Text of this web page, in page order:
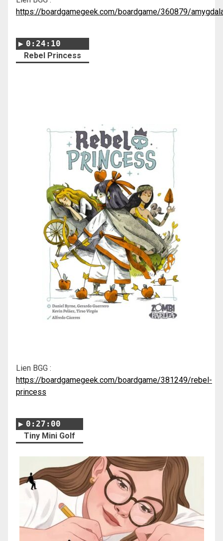
https://boardgamegeek.com/boardgame/360879/
0:24:10
Rebel Princess
Lien BGG :
https://boardgamegeek.com/boardgame/381249/rebel-
princess
0:27:00
Tiny Mini Golf